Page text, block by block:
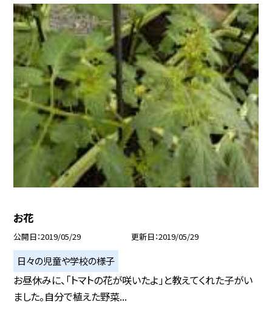
お花
公開日 2019/05/29 更新日 2019/05/29
日々の児童や学校の様子
お昼休みに、「トマトの花が咲いたよ」と教えてくれた子がい
ました。自分で植えた野菜...